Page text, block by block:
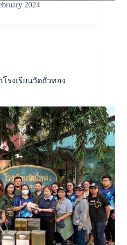
2024
รงเรียนวัดถั่วทอง